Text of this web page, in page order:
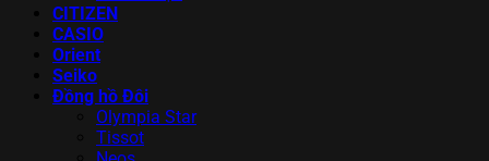
CITIZEN
CASIO
Orient
Seiko
Đồng hồ Đôi
Olympia Star
Tissot